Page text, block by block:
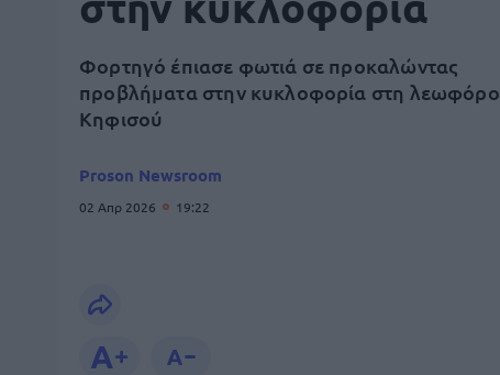
Φορτηγό έπιασε φωτιά σε προκαλώντας
προβλήματα στην κυκλοφορία στη λεωφόρο
Κηφισού
Proson Newsroom
02 Απρ 2026 19:22